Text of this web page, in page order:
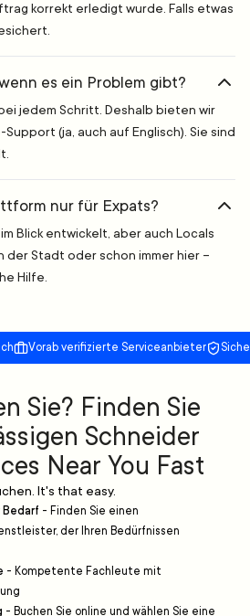
korrekt erledigt wurde. Falls etwas
es ein Problem gibt?
jedem Schritt. Deshalb bieten wir
(ja, auch auf Englisch). Sie sind
nur für Expats?
Blick entwickelt, aber auch Locals
der Stadt oder schon immer hier –
Hilfe.
Vorab verifizierte Serviceanbieter
Sie? Finden Sie
Schneider
Near You Fast
It's that easy.
- Finden Sie einen
der Ihren Bedürfnissen
- Kompetente Fachleute mit
- Buchen Sie online und wählen Sie eine